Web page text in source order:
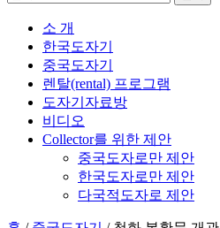
소 개
한국도자기
중국도자기
렌탈(rental) 프로그램
도자기자료방
비디오
Collector를 위한 제안
중국도자로만 제안
한국도자로만 제안
다국적도자로 제안